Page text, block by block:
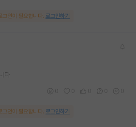
그인이 필요합니다. 로그인하기
다
그인이 필요합니다. 로그인하기